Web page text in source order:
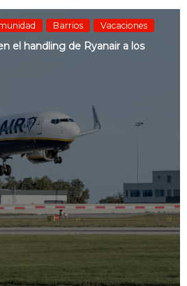
Barrios Vacaciones
el handling de Ryanair a los